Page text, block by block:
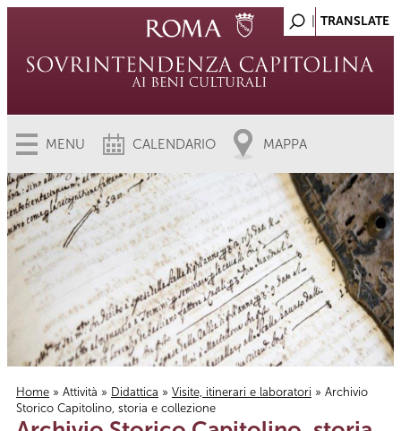
MENU CALENDARIO MAPPA
Tu sei qui
Home » Attività » Didattica » Visite, itinerari e laboratori » Archivio
Storico Capitolino, storia e collezione